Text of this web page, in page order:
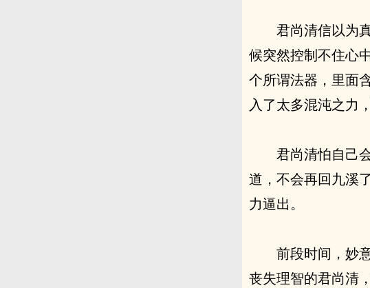
君尚清信以为
候突然控制不住心
个所谓法器，里面
入了太多混沌之力
君尚清怕自己
道，不会再回九溪
力逼出。
前段时间，妙
丧失理智的君尚清